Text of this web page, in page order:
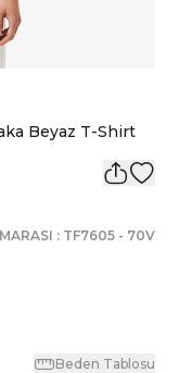
Beyaz T-Shirt
: TF7605- 70V
Beden Tablosu